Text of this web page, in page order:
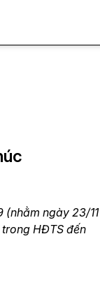
(nhằm ngày 23/11
HĐTS đến